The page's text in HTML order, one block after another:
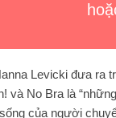
Levicki đưa ra
và No Bra là
của người